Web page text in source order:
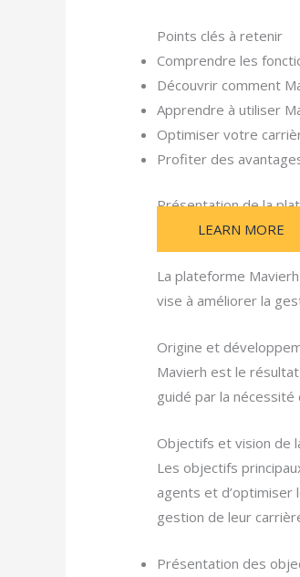
Points clés à retenir
Comprendre les
Découvrir comment
Apprendre à utiliser
Optimiser votre
Profiter des
Présentation de la
LEARN MORE
La plateforme
vise à améliorer la
Origine et
Mavierh est le
guidé par la
Objectifs et vision de
Les objectifs
agents et
gestion de leur
Présentation des